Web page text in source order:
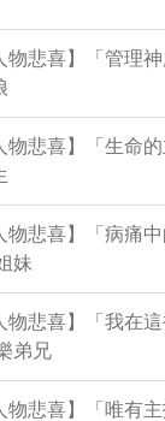
悲喜】「管理神
悲喜】「生命的
物悲喜】「病痛
妹
物悲喜】「我在
弟兄
悲喜】「唯有主